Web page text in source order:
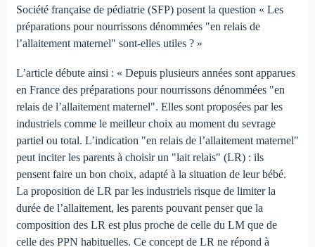
Société française de pédiatrie (SFP) posent la question « Les
préparations pour nourrissons dénommées "en relais de
l’allaitement maternel" sont-elles utiles ? »
L’article débute ainsi : « Depuis plusieurs années sont apparues
en France des préparations pour nourrissons dénommées "en
relais de l’allaitement maternel". Elles sont proposées par les
industriels comme le meilleur choix au moment du sevrage
partiel ou total. L’indication "en relais de l’allaitement maternel"
peut inciter les parents à choisir un "lait relais" (LR) : ils
pensent faire un bon choix, adapté à la situation de leur bébé.
La proposition de LR par les industriels risque de limiter la
durée de l’allaitement, les parents pouvant penser que la
composition des LR est plus proche de celle du LM que de
celle des PPN habituelles. Ce concept de LR ne répond à